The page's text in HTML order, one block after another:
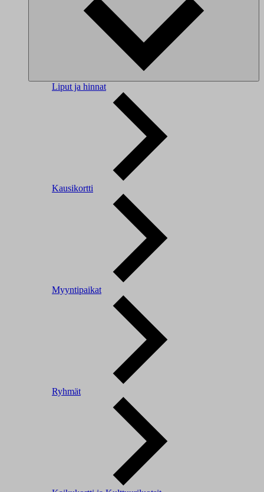
Liput ja hinnat
Kausikortti
Myyntipaikat
Ryhmät